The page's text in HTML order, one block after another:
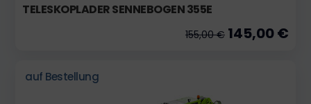
TELESKOPLADER SENNEBOGEN 355E
155,00 € 145,00 €
auf Bestellung